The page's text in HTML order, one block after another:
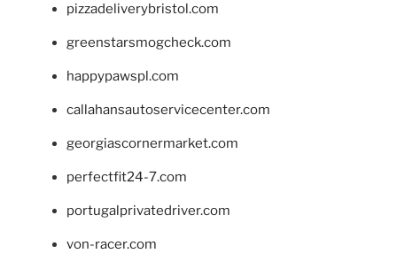
pizzadeliverybristol.com
greenstarsmogcheck.com
happypawspl.com
callahansautoservicecenter.com
georgiascornermarket.com
perfectfit24-7.com
portugalprivatedriver.com
von-racer.com